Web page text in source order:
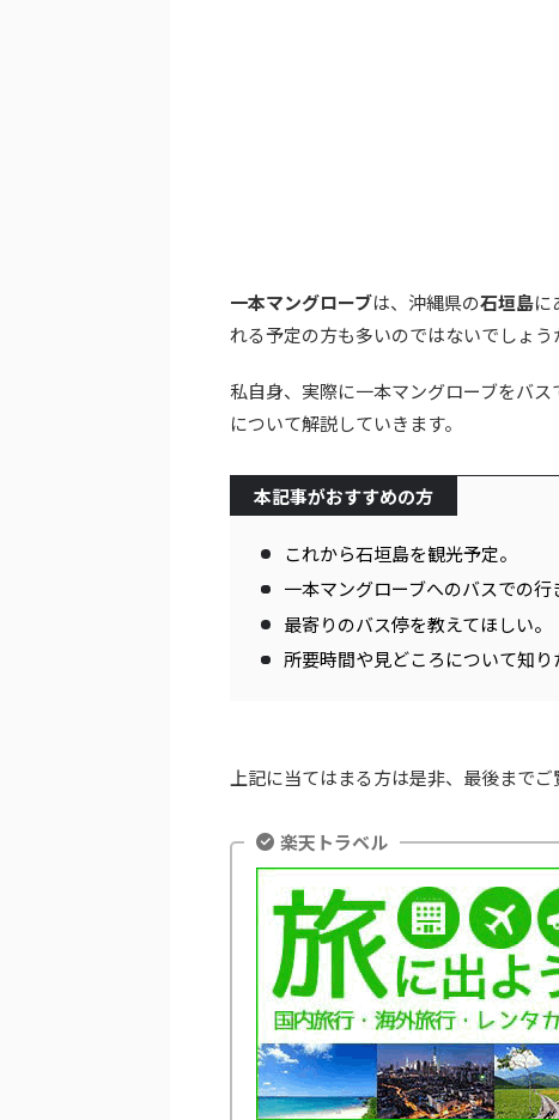
一本マングローブは、沖縄県の石垣島に
れる予定の方も多いのではないでしょう
私自身、実際に一本マングローブをバ
について解説していきます。
本記事がおすすめの方
これから石垣島を観光予定。
一本マングローブへのバスでの行
最寄りのバス停を教えてほしい。
所要時間や見どころについて知り
上記に当てはまる方は是非、最後までご
楽天トラベル